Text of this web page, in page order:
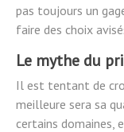
pas toujours un
faire des choix
Le mythe du
Il est tentant de
meilleure sera sa
certains domaines,